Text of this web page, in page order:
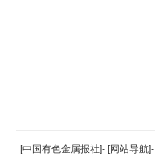
[中国有色金属报社]- [网站导航]-